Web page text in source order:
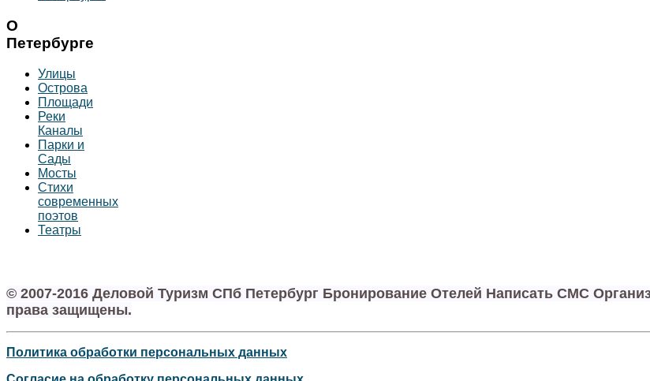
О
Петербурге
Улицы
Острова
Площади
Реки
Каналы
Парки и
Сады
Мосты
Стихи
современных
поэтов
Театры
© 2007-2016 Деловой Туризм СПб Петербург Бронирование Отелей Написать СМС
права защищены.
Политика обработки персональных данных